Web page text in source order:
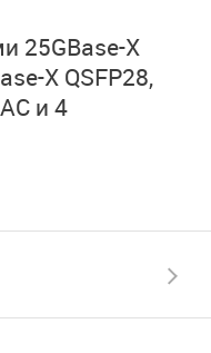
25GBase-X
X QSFP28,
и 4